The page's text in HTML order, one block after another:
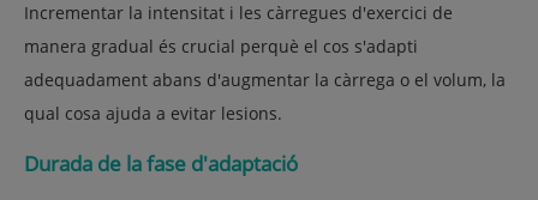
Incrementar la intensitat i les càrregues d'exercici de
manera gradual és crucial perquè el cos s'adapti
adequadament abans d'augmentar la càrrega o el volum, la
qual cosa ajuda a evitar lesions.
Durada de la fase d'adaptació